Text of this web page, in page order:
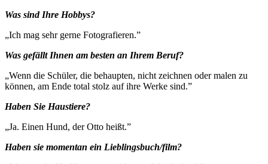
Was sind Ihre Hobbys?
„Ich mag sehr gerne Fotografieren.”
Was gefällt Ihnen am besten an Ihrem Beruf?
„Wenn die Schüler, die behaupten, nicht zeichnen oder malen zu
können, am Ende total stolz auf ihre Werke sind.”
Haben Sie Haustiere?
„Ja. Einen Hund, der Otto heißt.”
Haben sie momentan ein Lieblingsbuch/film?